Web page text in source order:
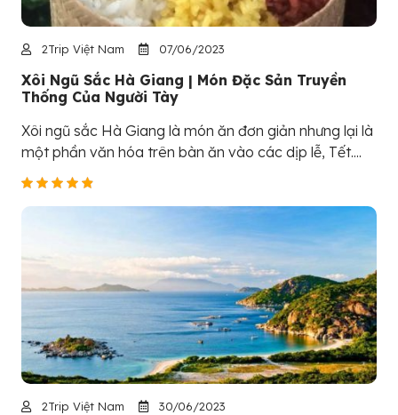
2Trip Việt Nam 07/06/2023
Xôi Ngũ Sắc Hà Giang | Món Đặc Sản Truyền
Thống Của Người Tày
Xôi ngũ sắc Hà Giang là món ăn đơn giản nhưng lại là
một phần văn hóa trên bàn ăn vào các dịp lễ, Tết....
2Trip Việt Nam 30/06/2023